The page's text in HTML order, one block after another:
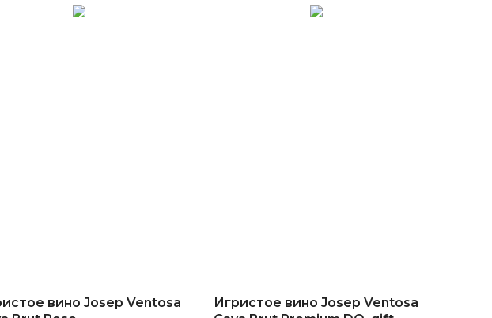
вино Josep Ventosa
Игристое вино Josep Ventosa